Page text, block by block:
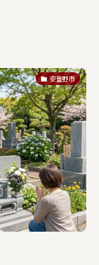
安曇野市